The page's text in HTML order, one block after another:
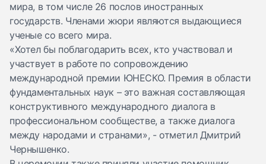
мира, в том числе 26 послов иностранных
государств. Членами жюри являются выдающиеся
ученые со всего мира.
«Хотел бы поблагодарить всех, кто участвовал и
участвует в работе по сопровождению
международной премии ЮНЕСКО. Премия в области
фундаментальных наук – это важная составляющая
конструктивного международного диалога в
профессиональном сообществе, а также диалога
между народами и странами», - отметил Дмитрий
Чернышенко.